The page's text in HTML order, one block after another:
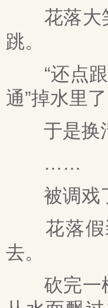
花落大笑
跳。
“还点跟
通”掉水里了
于是换清
……
被调戏
花落假装
去。
砍完一棵